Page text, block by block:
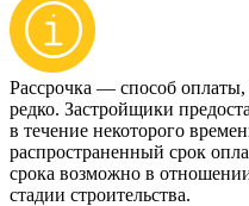
Рассрочка — способ
редко. Застройщики
в течение некоторого
распространенный срок
срока возможно в
стадии строительства.